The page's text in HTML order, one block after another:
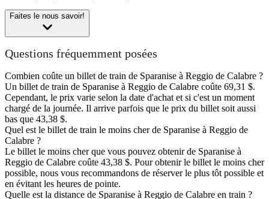
Faites le nous savoir!
Questions fréquemment posées
Combien coûte un billet de train de Sparanise à Reggio de Calabre ?
Un billet de train de Sparanise à Reggio de Calabre coûte 69,31 $.
Cependant, le prix varie selon la date d'achat et si c'est un moment
chargé de la journée. Il arrive parfois que le prix du billet soit aussi
bas que 43,38 $.
Quel est le billet de train le moins cher de Sparanise à Reggio de
Calabre ?
Le billet le moins cher que vous pouvez obtenir de Sparanise à
Reggio de Calabre coûte 43,38 $. Pour obtenir le billet le moins cher
possible, nous vous recommandons de réserver le plus tôt possible et
en évitant les heures de pointe.
Quelle est la distance de Sparanise à Reggio de Calabre en train ?